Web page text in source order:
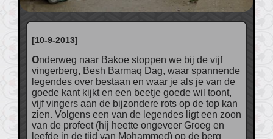
[10-9-2013]
Onderweg naar Bakoe stoppen we bij de vijf
vingerberg, Besh Barmaq Dag, waar spannende
legendes over bestaan en waar je als je van de
goede kant kijkt en een beetje goede wil toont,
vijf vingers aan de bijzondere rots op de top kan
zien. Volgens een van de legendes ligt een zoon
van de profeet (hij heette ongeveer Groeg en
leefde in de tijd van Mohammed) op de berg